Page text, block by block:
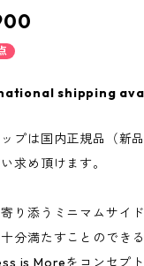
shipping
プは国内正規品（新
求め頂けます。
り添うミニマムサイ
分満たすことのでき
is Moreをコンセプ